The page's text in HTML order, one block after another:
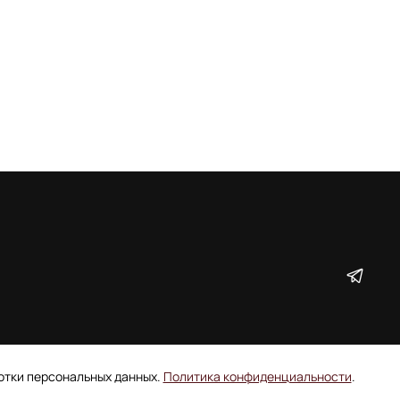
персональных данных. Политика конфиденциальности.